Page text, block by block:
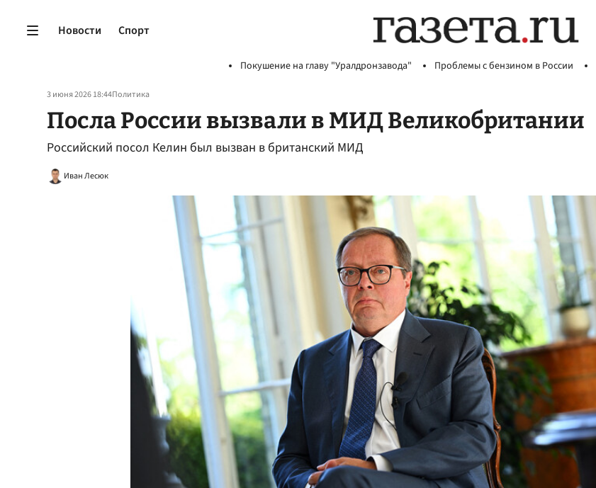
Новости Спорт
Покушение на главу "Уралдронзавода" Проблемы с бензином в России
3 июня 2026 18:44Политика
Посла России вызвали в МИД Великобритании
Российский посол Келин был вызван в британский МИД
Иван Лесюк